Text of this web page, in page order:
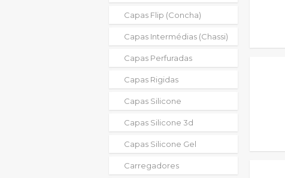
Capas Flip (concha)
Capas Intermédias (chassi)
Capas Perfuradas
Capas Rigidas
Capas Silicone
Capas Silicone 3d
Capas Silicone Gel
Carregadores